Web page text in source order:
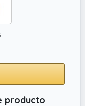
elástica
de cabeza.
de
producto